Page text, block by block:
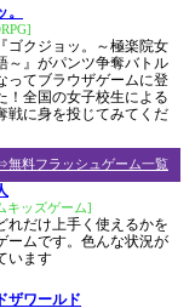
ゴクジョッ。～極楽院女
～』がパンツ争奪バトル
ってブラウザゲームに登
！全国の女子校生による
戦に身を投じてみてくだ
無料フラッシュゲーム一覧
キッズゲーム]
れだけ上手く使えるかを
ームです。色んな状況が
います
ザワールド